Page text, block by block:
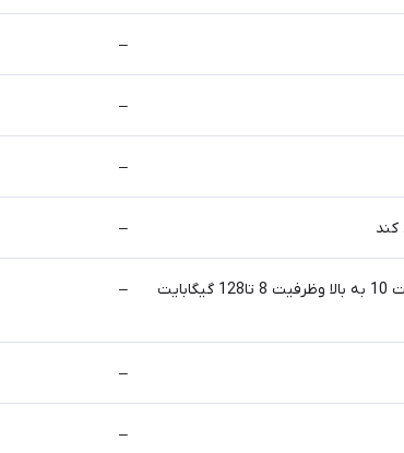
–
–
–
–
توصیه می شود از کارت حافظه TFبا سرعت 10 به بالا وظرفیت 8 تا128 گیگابایت
–
–
–